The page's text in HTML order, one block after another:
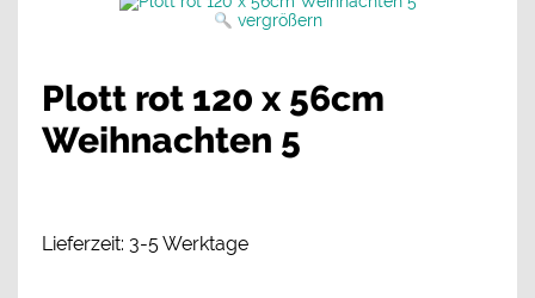
vergrößern
Plott rot 120 x 56cm
Weihnachten 5
Lieferzeit: 3-5 Werktage